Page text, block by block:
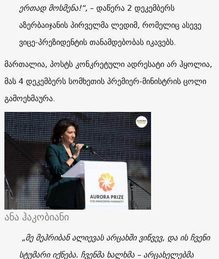
ერთად მოსმენა!“, – დაწერა 2 დეკემბერს
აზერბაიჯანის პირველმა ლედიმ, რომელიც ასევე
ვიცე-პრეზიდენტის თანამდებობას იკავებს.
მართალია, პოსტს კონკრეტული ადრესატი არ ჰყოლია,
მას 4 დეკემბერს სომხეთის პრემიერ-მინისტრის ცოლი
გამოეხმაურა.
ანა ჰაკობიანი
„მე მეჰრიბან ალიევას არცახში ვიწვევ, და ის ჩვენი
სტუმარი იქნება. ჩვენმა ხალხმა – არცახელებმა